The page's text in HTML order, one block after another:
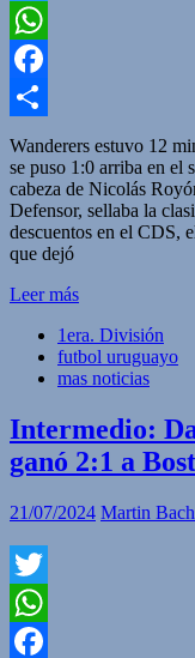
Twitter
WhatsApp
Facebook
Compartir
Wanderers estuvo 12
se puso 1:0 arriba en
cabeza de Nicolás
Defensor, sellaba la
descuentos en el CDS,
que dejó
Leer más
1era. División
futbol uruguayo
mas noticias
Intermedio:
ganó 2:1 a
21/07/2024 Martin
Twitter
WhatsApp